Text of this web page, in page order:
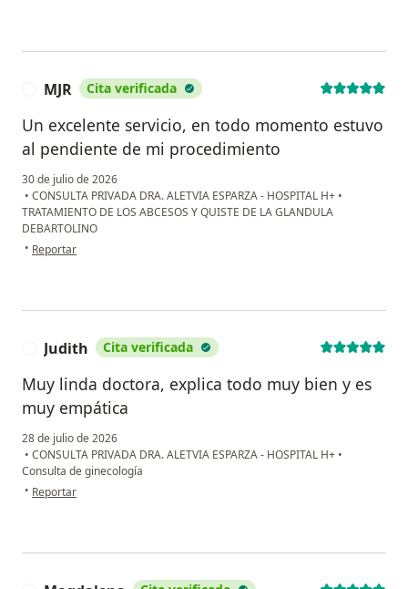
MJR Cita verificada
Un excelente servicio, en todo momento estuvo
al pendiente de mi procedimiento
30 de julio de 2026
• CONSULTA PRIVADA DRA. ALETVIA ESPARZA - HOSPITAL H+ •
TRATAMIENTO DE LOS ABCESOS Y QUISTE DE LA GLANDULA
DEBARTOLINO
• en opinión del usuario MJR
Reportar
Judith Cita verificada
Muy linda doctora, explica todo muy bien y es
muy empática
28 de julio de 2026
• CONSULTA PRIVADA DRA. ALETVIA ESPARZA - HOSPITAL H+ •
Consulta de ginecología
• en opinión del usuario Judith
Reportar